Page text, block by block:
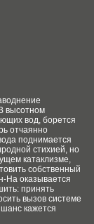
высотном
вод, борется
отчаянно
поднимается
стихией, но
катаклизме,
собственный
оказывается
принять
вызов системе
кажется